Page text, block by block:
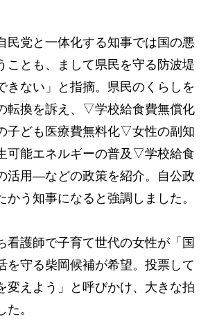
党と一体化する知事では国の悪
ことも、まして県民を守る防波堤
きない」と指摘。県民のくらしを
転換を訴え、▽学校給食費無償化
子ども医療費無料化▽女性の副知
可能エネルギーの普及▽学校給食
活用―などの政策を紹介。自公政
かう知事になると強調しました。
護師で子育て世代の女性が「国
を守る柴岡候補が希望。投票して
変えよう」と呼びかけ、大きな拍
。